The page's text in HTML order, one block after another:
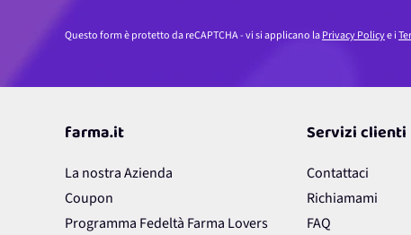
Questo form è protetto da reCAPTCHA - vi si applicano laPrivacy Policye i
farma.it
La nostra Azienda
Coupon
Programma Fedeltà Farma Lovers
Servizi clienti
Contattaci
Richiamami
FAQ